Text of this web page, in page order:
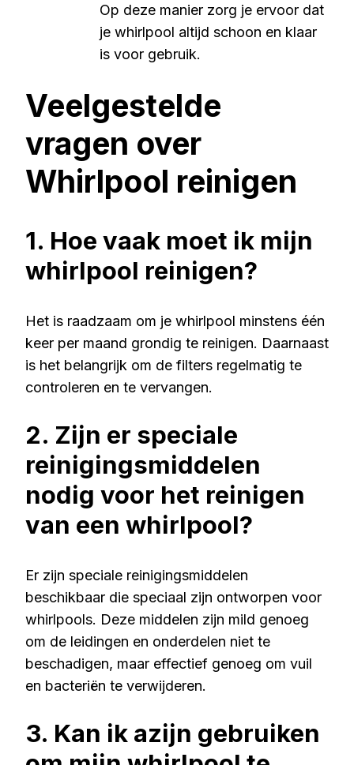
Op deze manier zorg je ervoor dat
je whirlpool altijd schoon en klaar
is voor gebruik.
Veelgestelde
vragen over
Whirlpool reinigen
1. Hoe vaak moet ik mijn
whirlpool reinigen?
Het is raadzaam om je whirlpool minstens één
keer per maand grondig te reinigen. Daarnaast
is het belangrijk om de filters regelmatig te
controleren en te vervangen.
2. Zijn er speciale
reinigingsmiddelen
nodig voor het reinigen
van een whirlpool?
Er zijn speciale reinigingsmiddelen
beschikbaar die speciaal zijn ontworpen voor
whirlpools. Deze middelen zijn mild genoeg
om de leidingen en onderdelen niet te
beschadigen, maar effectief genoeg om vuil
en bacteriën te verwijderen.
3. Kan ik azijn gebruiken